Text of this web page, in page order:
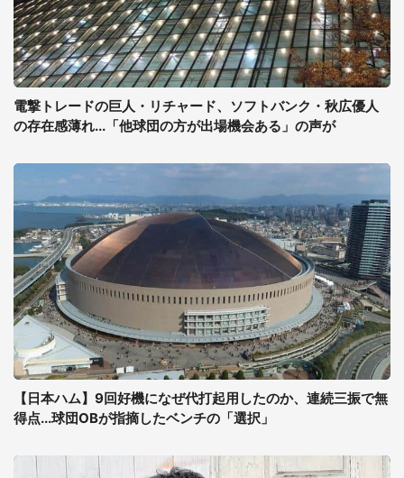
電撃トレードの巨人・リチャード、ソフトバンク・秋広優人
の存在感薄れ...「他球団の方が出場機会ある」の声が
【日本ハム】9回好機になぜ代打起用したのか、連続三振で無
得点...球団OBが指摘したベンチの「選択」